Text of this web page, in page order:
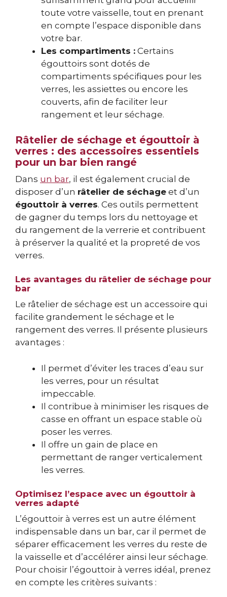
toute votre vaisselle, tout en prenant
en compte l’espace disponible dans
votre bar.
Les compartiments : Certains
égouttoirs sont dotés de
compartiments spécifiques pour les
verres, les assiettes ou encore les
couverts, afin de faciliter leur
rangement et leur séchage.
Râtelier de séchage et égouttoir à
verres : des accessoires essentiels
pour un bar bien rangé
Dans un bar, il est également crucial de
disposer d’un râtelier de séchage et d’un
égouttoir à verres. Ces outils permettent
de gagner du temps lors du nettoyage et
du rangement de la verrerie et contribuent
à préserver la qualité et la propreté de vos
verres.
Les avantages du râtelier de séchage pour
bar
Le râtelier de séchage est un accessoire qui
facilite grandement le séchage et le
rangement des verres. Il présente plusieurs
avantages :
Il permet d’éviter les traces d’eau sur
les verres, pour un résultat
impeccable.
Il contribue à minimiser les risques de
casse en offrant un espace stable où
poser les verres.
Il offre un gain de place en
permettant de ranger verticalement
les verres.
Optimisez l’espace avec un égouttoir à
verres adapté
L’égouttoir à verres est un autre élément
indispensable dans un bar, car il permet de
séparer efficacement les verres du reste de
la vaisselle et d’accélérer ainsi leur séchage.
Pour choisir l’égouttoir à verres idéal, prenez
en compte les critères suivants :